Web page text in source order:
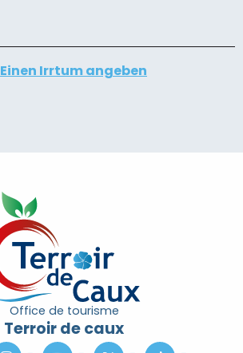
Einen Irrtum angeben
Office de tourisme
Terroir de caux